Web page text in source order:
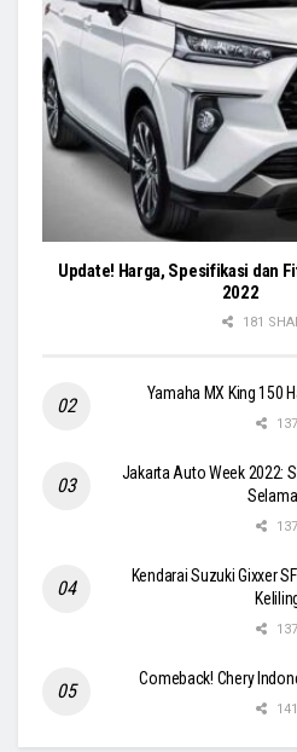
Update! Harga, Spesifikasi dan
2022
181
Yamaha MX King 150
Jakarta Auto Week 2022:
Kendarai Suzuki Gixxer
Comeback! Chery